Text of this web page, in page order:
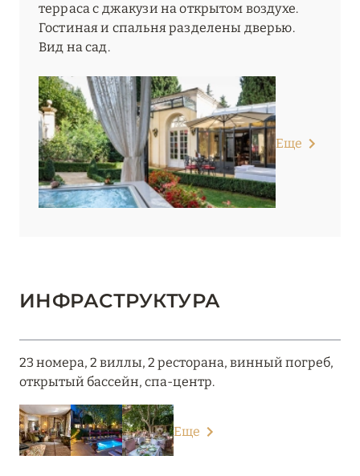
терраса с джакузи на открытом воздухе.
Гостиная и спальня разделены дверью.
Вид на сад.
Еще
ИНФРАСТРУКТУРА
23 номера, 2 виллы, 2 ресторана, винный погреб,
открытый бассейн, спа-центр.
Еще